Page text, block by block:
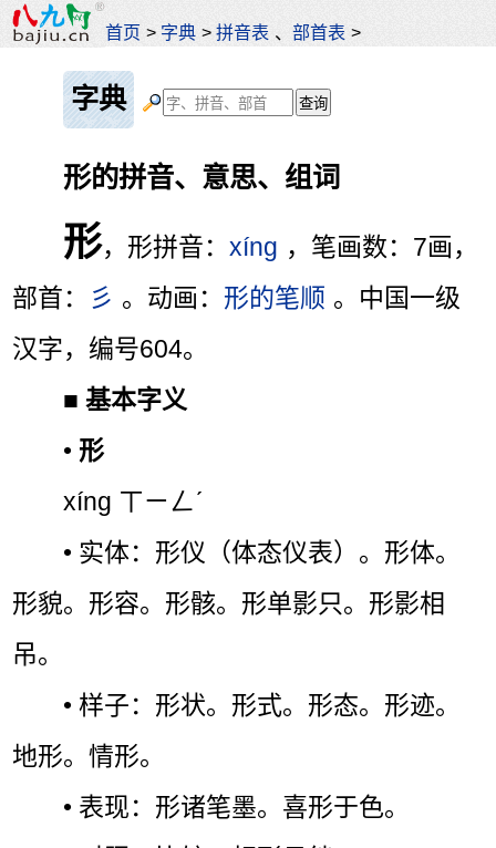
首页 > 字典 >拼音表 、部首表 >
字典
形的拼音、意思、组词
形，形拼音：xíng ，笔画数：7画，
部首：
彡 。动画： 形的笔顺 。中国一级
汉字，编号604。
■基本字义
• 形
xíng ㄒㄧㄥˊ
• 实体：形仪（体态仪表）。形体。
形貌。形容。形骸。形单影只。形影相
吊。
• 样子：形状。形式。形态。形迹。
地形。情形。
• 表现：形诸笔墨。喜形于色。